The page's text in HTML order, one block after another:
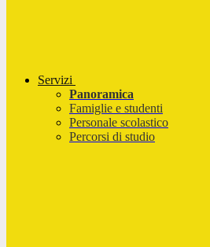
Servizi
Panoramica
Famiglie e studenti
Personale scolastico
Percorsi di studio